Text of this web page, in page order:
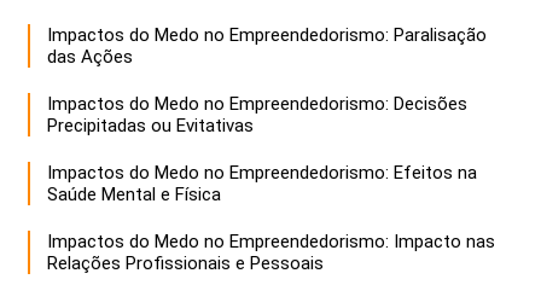
Impactos do Medo no Empreendedorismo: Paralisação
das Ações
Impactos do Medo no Empreendedorismo: Decisões
Precipitadas ou Evitativas
Impactos do Medo no Empreendedorismo: Efeitos na
Saúde Mental e Física
Impactos do Medo no Empreendedorismo: Impacto nas
Relações Profissionais e Pessoais